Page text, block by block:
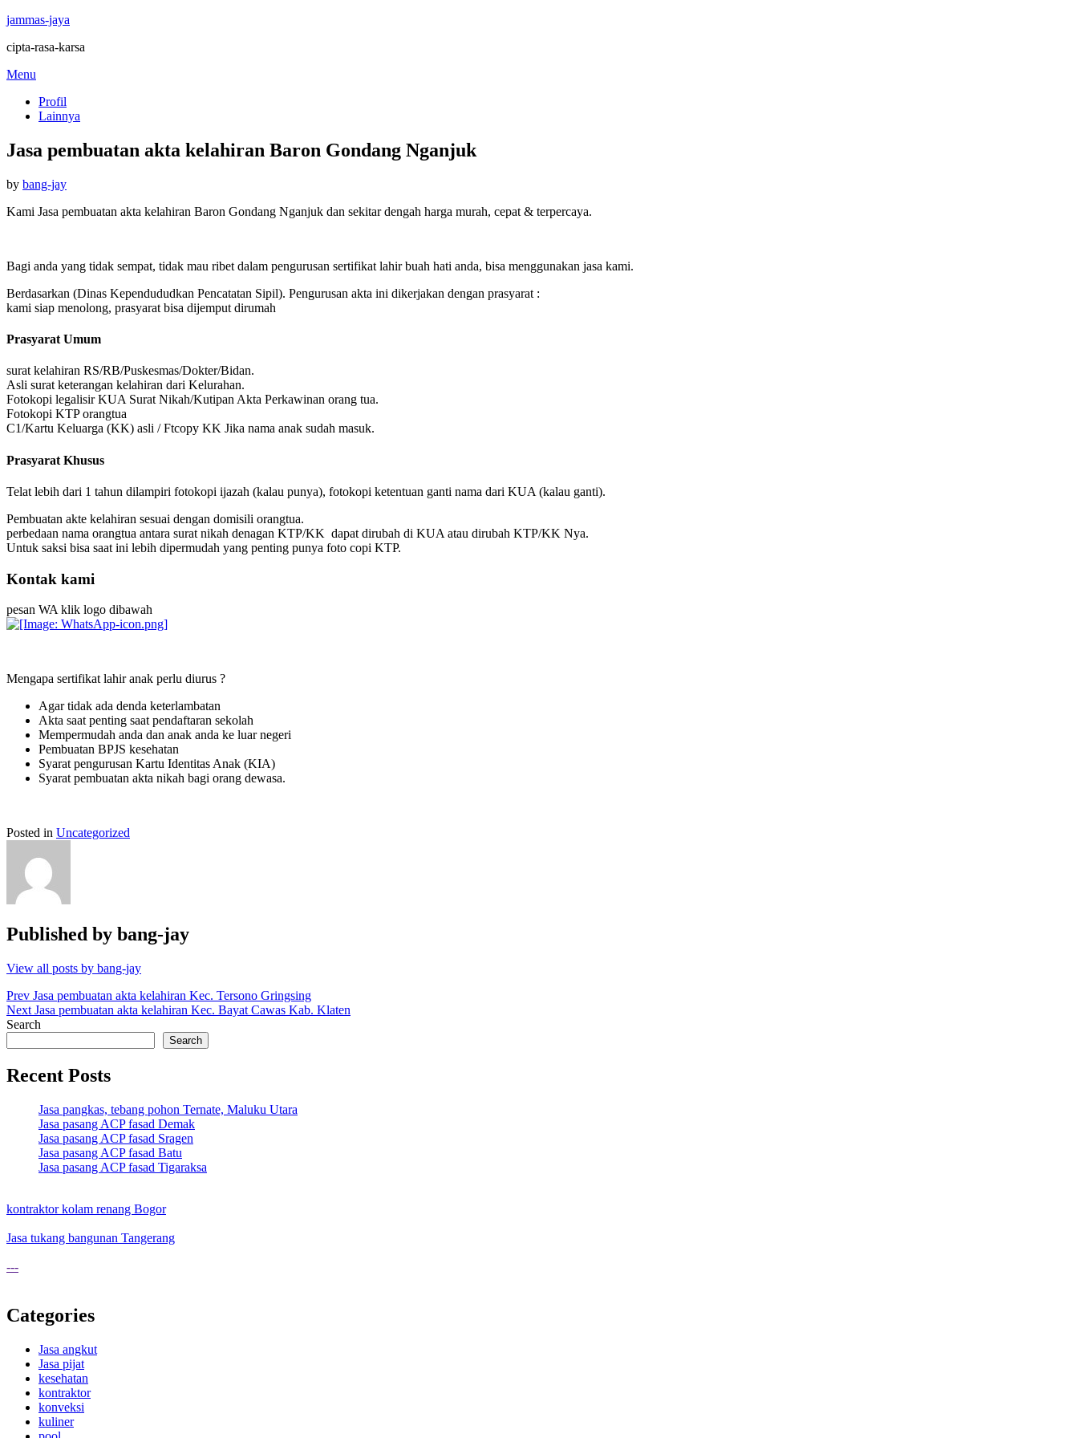
jammas-jaya
cipta-rasa-karsa
Skip
content
Menu
Profil
Lainnya
Jasa pembuatan akta kelahiran Baron Gondang Nganjuk
by bang-jayPosted
Kami Jasa pembuatan akta kelahiran Baron Gondang Nganjuk dan sekitar dengah harga murah, cepat & terpercaya.
Bagi anda yang tidak sempat, tidak mau ribet dalam pengurusan sertifikat lahir buah hati anda, bisa menggunakan jasa kami.
Berdasarkan (Dinas Kependududkan Pencatatan Sipil). Pengurusan akta ini dikerjakan dengan prasyarat :
kami siap menolong, prasyarat bisa dijemput dirumah
Prasyarat Umum
surat kelahiran RS/RB/Puskesmas/Dokter/Bidan.
Asli surat keterangan kelahiran dari Kelurahan.
Fotokopi legalisir KUA Surat Nikah/Kutipan Akta Perkawinan orang tua.
Fotokopi KTP orangtua
C1/Kartu Keluarga (KK) asli / Ftcopy KK Jika nama anak sudah masuk.
Prasyarat Khusus
Telat lebih dari 1 tahun dilampiri fotokopi ijazah (kalau punya), fotokopi ketentuan ganti nama dari KUA (kalau ganti).
Pembuatan akte kelahiran sesuai dengan domisili orangtua.
perbedaan nama orangtua antara surat nikah denagan KTP/KK dapat dirubah di KUA atau dirubah KTP/KK Nya.
Untuk saksi bisa saat ini lebih dipermudah yang penting punya foto copi KTP.
Kontak kami
pesan WA klik logo dibawah
Mengapa sertifikat lahir anak perlu diurus ?
Agar tidak ada denda keterlambatan
Akta saat penting saat pendaftaran sekolah
Mempermudah anda dan anak anda ke luar negeri
Pembuatan BPJS kesehatan
Syarat pengurusan Kartu Identitas Anak (KIA)
Syarat pembuatan akta nikah bagi orang dewasa.
Posted in Uncategorized
Published by bang-jay
View all posts by bang-jay
Post
navigation
Prev Jasa pembuatan akta kelahiran Kec. Tersono Gringsing
Next Jasa pembuatan akta kelahiran Kec. Bayat Cawas Kab. Klaten
Search
Search
Recent Posts
Jasa pangkas, tebang pohon Ternate, Maluku Utara
Jasa pasang ACP fasad Demak
Jasa pasang ACP fasad Sragen
Jasa pasang ACP fasad Batu
Jasa pasang ACP fasad Tigaraksa
kontraktor kolam renang Bogor
Jasa tukang bangunan Tangerang
---
Categories
Jasa angkut
Jasa pijat
kesehatan
kontraktor
konveksi
kuliner